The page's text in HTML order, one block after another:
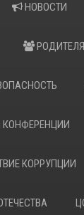
НОВОСТИ
КОРРУПЦИИ